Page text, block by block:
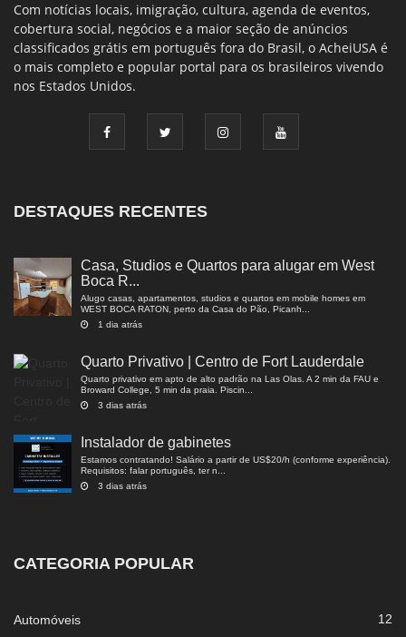
Com notícias locais, imigração, cultura, agenda de eventos,
cobertura social, negócios e a maior seção de anúncios
classificados grátis em português fora do Brasil, o AcheiUSA é
o mais completo e popular portal para os brasileiros vivendo
nos Estados Unidos.
DESTAQUES RECENTES
Casa, Studios e Quartos para alugar em West
Boca R...
Alugo casas, apartamentos, studios e quartos em mobile homes em
WEST BOCA RATON, perto da Casa do Pão, Picanh...
1 dia atrás
Quarto Privativo | Centro de Fort Lauderdale
Quarto privativo em apto de alto padrão na Las Olas. A 2 min da FAU e
Broward College, 5 min da praia. Piscin...
3 dias atrás
Instalador de gabinetes
Estamos contratando! Salário a partir de US$20/h (conforme experiência).
Requisitos: falar português, ter n...
3 dias atrás
CATEGORIA POPULAR
Automóveis 12